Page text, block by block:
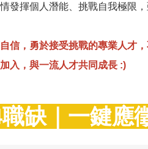
發揮個人潛能、挑戰自我極限
信，勇於接受挑戰的專業人才
入，與一流人才共同成長 :)
缺｜一鍵應